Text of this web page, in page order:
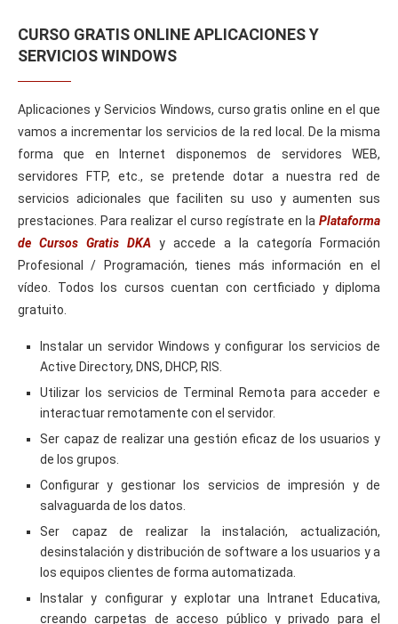
CURSO GRATIS ONLINE APLICACIONES Y
SERVICIOS WINDOWS
Aplicaciones y Servicios Windows, curso gratis online en el que
vamos a incrementar los servicios de la red local. De la misma
forma que en Internet disponemos de servidores WEB,
servidores FTP, etc., se pretende dotar a nuestra red de
servicios adicionales que faciliten su uso y aumenten sus
prestaciones. Para realizar el curso regístrate en la Plataforma
de Cursos Gratis DKA y accede a la categoría Formación
Profesional / Programación, tienes más información en el
vídeo. Todos los cursos cuentan con certficiado y diploma
gratuito.
Instalar un servidor Windows y configurar los servicios de
Active Directory, DNS, DHCP, RIS.
Utilizar los servicios de Terminal Remota para acceder e
interactuar remotamente con el servidor.
Ser capaz de realizar una gestión eficaz de los usuarios y
de los grupos.
Configurar y gestionar los servicios de impresión y de
salvaguarda de los datos.
Ser capaz de realizar la instalación, actualización,
desinstalación y distribución de software a los usuarios y a
los equipos clientes de forma automatizada.
Instalar y configurar y explotar una Intranet Educativa,
creando carpetas de acceso público y privado para el